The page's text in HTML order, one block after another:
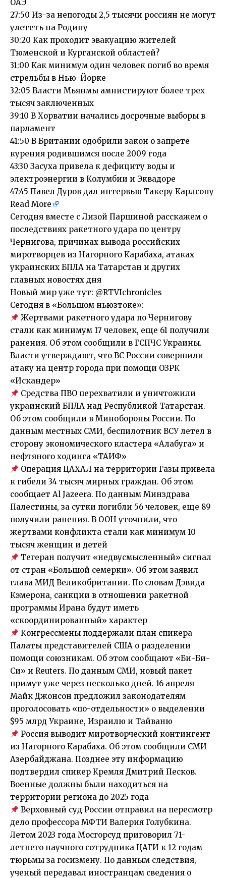
ОАЭ
27:50 Из-за непогоды 2,5 тысячи россиян не могут
улететь на Родину
30:20 Как проходит эвакуацию жителей
Тюменской и Курганской областей?
31:00 Как минимум один человек погиб во время
стрельбы в Нью-Йорке
32:05 Власти Мьянмы амнистируют более трех
тысяч заключенных
39:10 В Хорватии начались досрочные выборы в
парламент
41:50 В Британии одобрили закон о запрете
курения родившимся после 2009 года
43:30 Засуха привела к дефициту воды и
электроэнергии в Колумбии и Эквадоре
47:45 Павел Дуров дал интервью Такеру Карлсону
Read More
​Сегодня вместе с Лизой Паршиной расскажем о
последствиях ракетного удара по центру
Чернигова, причинах вывода российских
миротворцев из Нагорного Карабаха, атаках
украинских БПЛА на Татарстан и других
главных новостях дня
Новый мир уже тут: @RTVIchronicles
Сегодня в «Большом ньюзтоке»:
Жертвами ракетного удара по Чернигову
стали как минимум 17 человек, еще 61 получили
ранения. Об этом сообщили в ГСПЧС Украины.
Власти утверждают, что ВС России совершили
атаку на центр города при помощи ОЗРК
«Искандер»
Средства ПВО перехватили и уничтожили
украинский БПЛА над Республикой Татарстан.
Об этом сообщили в Минобороны России. По
данным местных СМИ, беспилотник ВСУ летел в
сторону экономического кластера «Алабуга» и
нефтяного ходинга «ТАИФ»
Операция ЦАХАЛ на территории Газы привела
к гибели 34 тысяч мирных граждан. Об этом
сообщает Al Jazeera. По данным Минздрава
Палестины, за сутки погибли 56 человек, еще 89
получили ранения. В ООН уточнили, что
жертвами конфликта стали как минимум 10
тысяч женщин и детей
Тегеран получит «недвусмысленный» сигнал
от стран «Большой семерки». Об этом заявил
глава МИД Великобритании. По словам Дэвида
Кэмерона, санкции в отношении ракетной
программы Ирана будут иметь
«скоординированный» характер
Конгрессмены поддержали план спикера
Палаты представителей США о разделении
помощи союзникам. Об этом сообщают «Би-Би-
Си» и Reuters. По данным СМИ, новый пакет
примут уже через несколько дней. 16 апреля
Майк Джонсон предложил законодателям
проголосовать «по-отдельности» о выделении
$95 млрд Украине, Израилю и Тайваню
Россия выводит миротворческий контингент
из Нагорного Карабаха. Об этом сообщили СМИ
Азербайджана. Позднее эту информацию
подтвердил спикер Кремля Дмитрий Песков.
Военные должны были находиться на
территории региона до 2025 года
Верховный суд России отправил на пересмотр
дело профессора МФТИ Валерия Голубкина.
Летом 2023 года Мосгорсуд приговорил 71-
летнего научного сотрудника ЦАГИ к 12 годам
тюрьмы за госизмену. По данным следствия,
ученый передавал иностранцам сведения о